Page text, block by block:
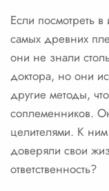
Если посмотреть
самых древних
они не знали
доктора, но они
другие методы,
соплеменников.
целителями. К
доверяли свои
ответственность?